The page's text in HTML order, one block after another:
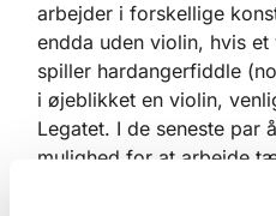
arbejder i forskellige
endda uden violin, hvis
spiller hardangerfiddle
i øjeblikket en violin,
Legatet. I de seneste par
mulighed for at arbejde
komponister og